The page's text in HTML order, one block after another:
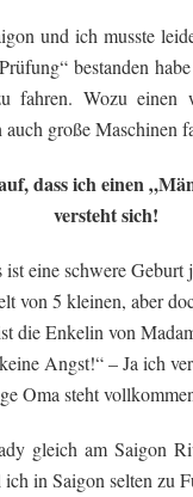
und ich musste
bestanden
fahren. Wozu
große Maschinen
dass ich einen
versteht sich!
eine schwere Geburt
von 5 kleinen, aber
die Enkelin von
Angst!“ – Ja ich
Oma steht
gleich am Saigon
in Saigon selten zu